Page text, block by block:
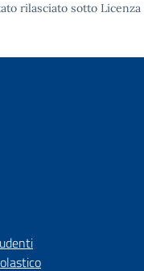
rilasciato sotto